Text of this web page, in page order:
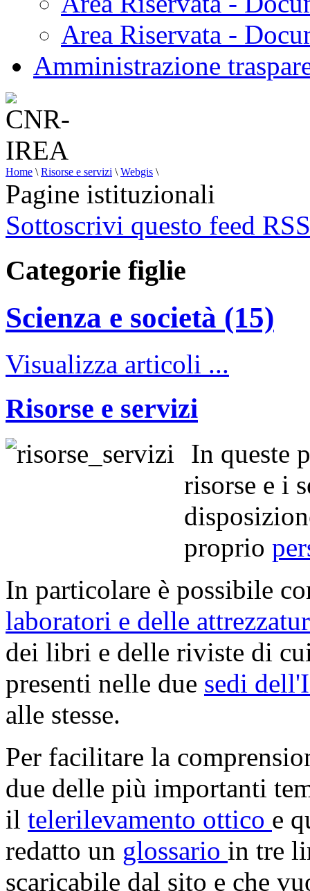
Area Riservata -
Amministrazione
Home \ Risorse e servizi \ Webgis \
Pagine istituzionali
Sottoscrivi questo feed RSS
Categorie figlie
Scienza e società (15)
Visualizza articoli ...
Risorse e servizi
In queste
risorse e i
proprio
In particolare è possibile
laboratori e delle
dei libri e delle riviste di
presenti nelle due sedi
alle stesse.
Per facilitare la
due delle più importanti
il telerilevamento ottico e
redatto un glossario in tre
scaricabile dal sito e che